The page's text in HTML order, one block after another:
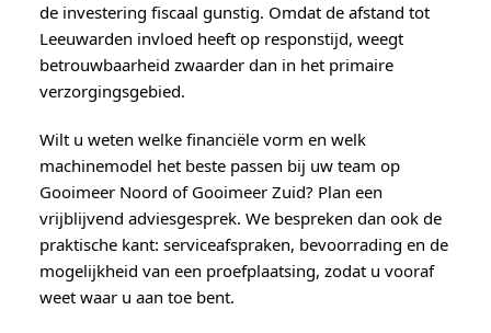
de investering fiscaal gunstig. Omdat de afstand tot
Leeuwarden invloed heeft op responstijd, weegt
betrouwbaarheid zwaarder dan in het primaire
verzorgingsgebied.
Wilt u weten welke financiële vorm en welk
machinemodel het beste passen bij uw team op
Gooimeer Noord of Gooimeer Zuid? Plan een
vrijblijvend adviesgesprek. We bespreken dan ook de
praktische kant: serviceafspraken, bevoorrading en de
mogelijkheid van een proefplaatsing, zodat u vooraf
weet waar u aan toe bent.